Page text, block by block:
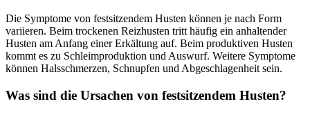
Die Symptome von festsitzendem Husten können je nach Form
variieren. Beim trockenen Reizhusten tritt häufig ein anhaltender
Husten am Anfang einer Erkältung auf. Beim produktiven Husten
kommt es zu Schleimproduktion und Auswurf. Weitere Symptome
können Halsschmerzen, Schnupfen und Abgeschlagenheit sein.
Was sind die Ursachen von festsitzendem Husten?